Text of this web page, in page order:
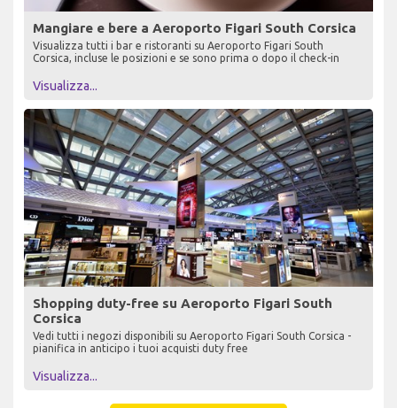
Mangiare e bere a Aeroporto Figari South Corsica
Visualizza tutti i bar e ristoranti su Aeroporto Figari South
Corsica, incluse le posizioni e se sono prima o dopo il check-in
Visualizza...
Shopping duty-free su Aeroporto Figari South
Corsica
Vedi tutti i negozi disponibili su Aeroporto Figari South Corsica -
pianifica in anticipo i tuoi acquisti duty free
Visualizza...